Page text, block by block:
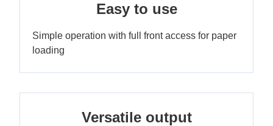
Easy to use
Simple operation with full front access for paper
loading
Versatile output